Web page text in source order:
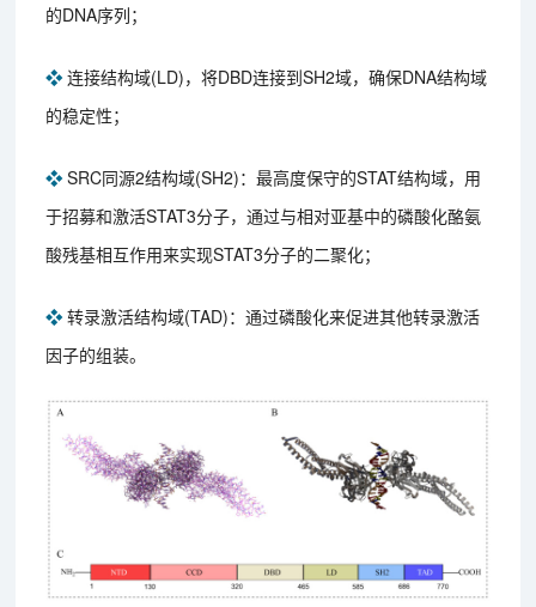
的DNA序列；
❖ 连接结构域(LD)，将DBD连接到SH2域，确保DNA结构域
的稳定性；
❖ SRC同源2结构域(SH2)：最高度保守的STAT结构域，用
于招募和激活STAT3分子，通过与相对亚基中的磷酸化酪氨
酸残基相互作用来实现STAT3分子的二聚化；
❖ 转录激活结构域(TAD)：通过磷酸化来促进其他转录激活
因子的组装。